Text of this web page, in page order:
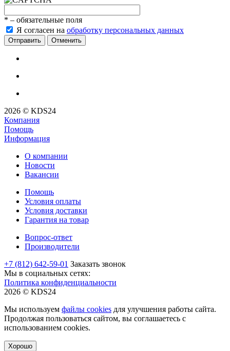
* – обязательные поля
Я согласен на обработку персональных данных
Отменить
2026 © KDS24
Компания
Помощь
Информация
О компании
Новости
Вакансии
Помощь
Условия оплаты
Условия доставки
Гарантия на товар
Вопрос-ответ
Производители
+7 (812) 642-59-01 Заказать звонок
Мы в социальных сетях:
Политика конфиденциальности
2026 © KDS24
Мы используем файлы cookies для улучшения работы сайта.
Продолжая пользоваться сайтом, вы соглашаетесь с
использованием cookies.
Хорошо